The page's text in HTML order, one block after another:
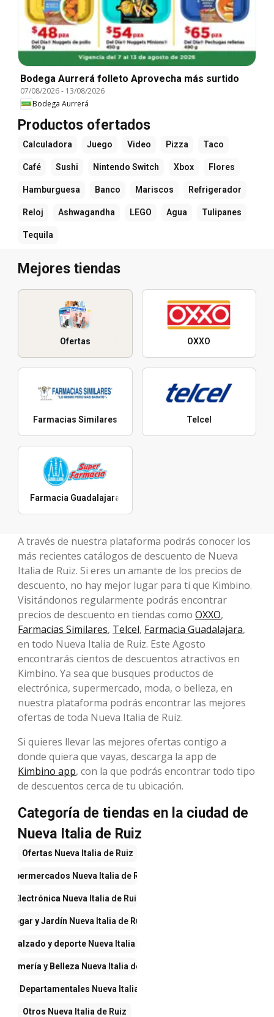
Bodega Aurrerá folleto Aprovecha más surtido
07/08/2026- 13/08/2026
Bodega Aurrerá
Productos ofertados
Calculadora Juego Video Pizza Taco
Café Sushi Nintendo Switch Xbox Flores
Hamburguesa Banco Mariscos Refrigerador
Reloj Ashwagandha LEGO Agua Tulipanes
Tequila
Mejores tiendas
Ofertas OXXO
Farmacias Similares Telcel
Farmacia Guadalajara
A través de nuestra plataforma podrás conocer los
más recientes catálogos de descuento de Nueva
Italia de Ruiz. Si eres un amante de los precios de
descuento, no hay mejor lugar para ti que Kimbino.
Visitándonos regularmente podrás encontrar
precios de descuento en tiendas como OXXO,
Farmacias Similares, Telcel, Farmacia Guadalajara,
en todo Nueva Italia de Ruiz. Este Agosto
encontrarás cientos de descuentos atractivos en
Kimbino. Ya sea que busques productos de
electrónica, supermercado, moda, o belleza, en
nuestra plataforma podrás encontrar las mejores
ofertas de toda Nueva Italia de Ruiz.
Si quieres llevar las mejores ofertas contigo a
donde quiera que vayas, descarga la app de
Kimbino app, con la que podrás encontrar todo tipo
de descuentos cerca de tu ubicación.
Categoría de tiendas en la ciudad de
Nueva Italia de Ruiz
Ofertas Nueva Italia de Ruiz
Supermercados Nueva Italia de Ruiz
Electrónica Nueva Italia de Ruiz
Hogar y Jardín Nueva Italia de Ruiz
calzado y deporte Nueva Italia de Ruiz
y Belleza Nueva Italia de Ruiz
Departamentales Nueva Italia de Ruiz
Otros Nueva Italia de Ruiz